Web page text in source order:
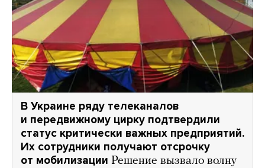
В Украине ряду телеканалов
и передвижному цирку подтвердили
статус критически важных предприятий.
Их сотрудники получают отсрочку
от мобилизации Решение вызвало волну